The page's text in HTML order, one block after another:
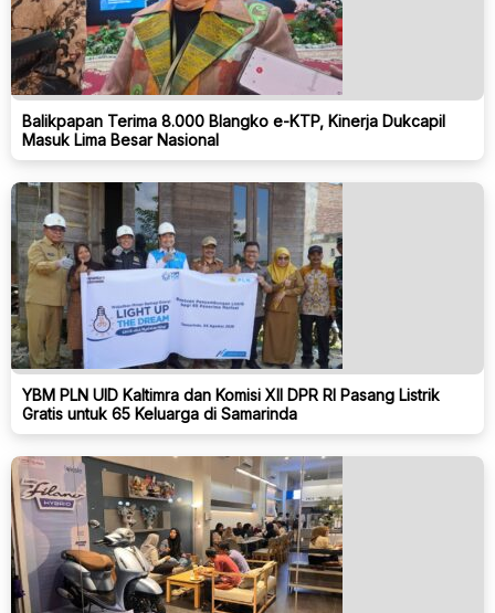
Balikpapan Terima 8.000 Blangko e-KTP, Kinerja Dukcapil
Masuk Lima Besar Nasional
YBM PLN UID Kaltimra dan Komisi XII DPR RI Pasang Listrik
Gratis untuk 65 Keluarga di Samarinda